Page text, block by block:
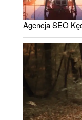
Agencja SEO